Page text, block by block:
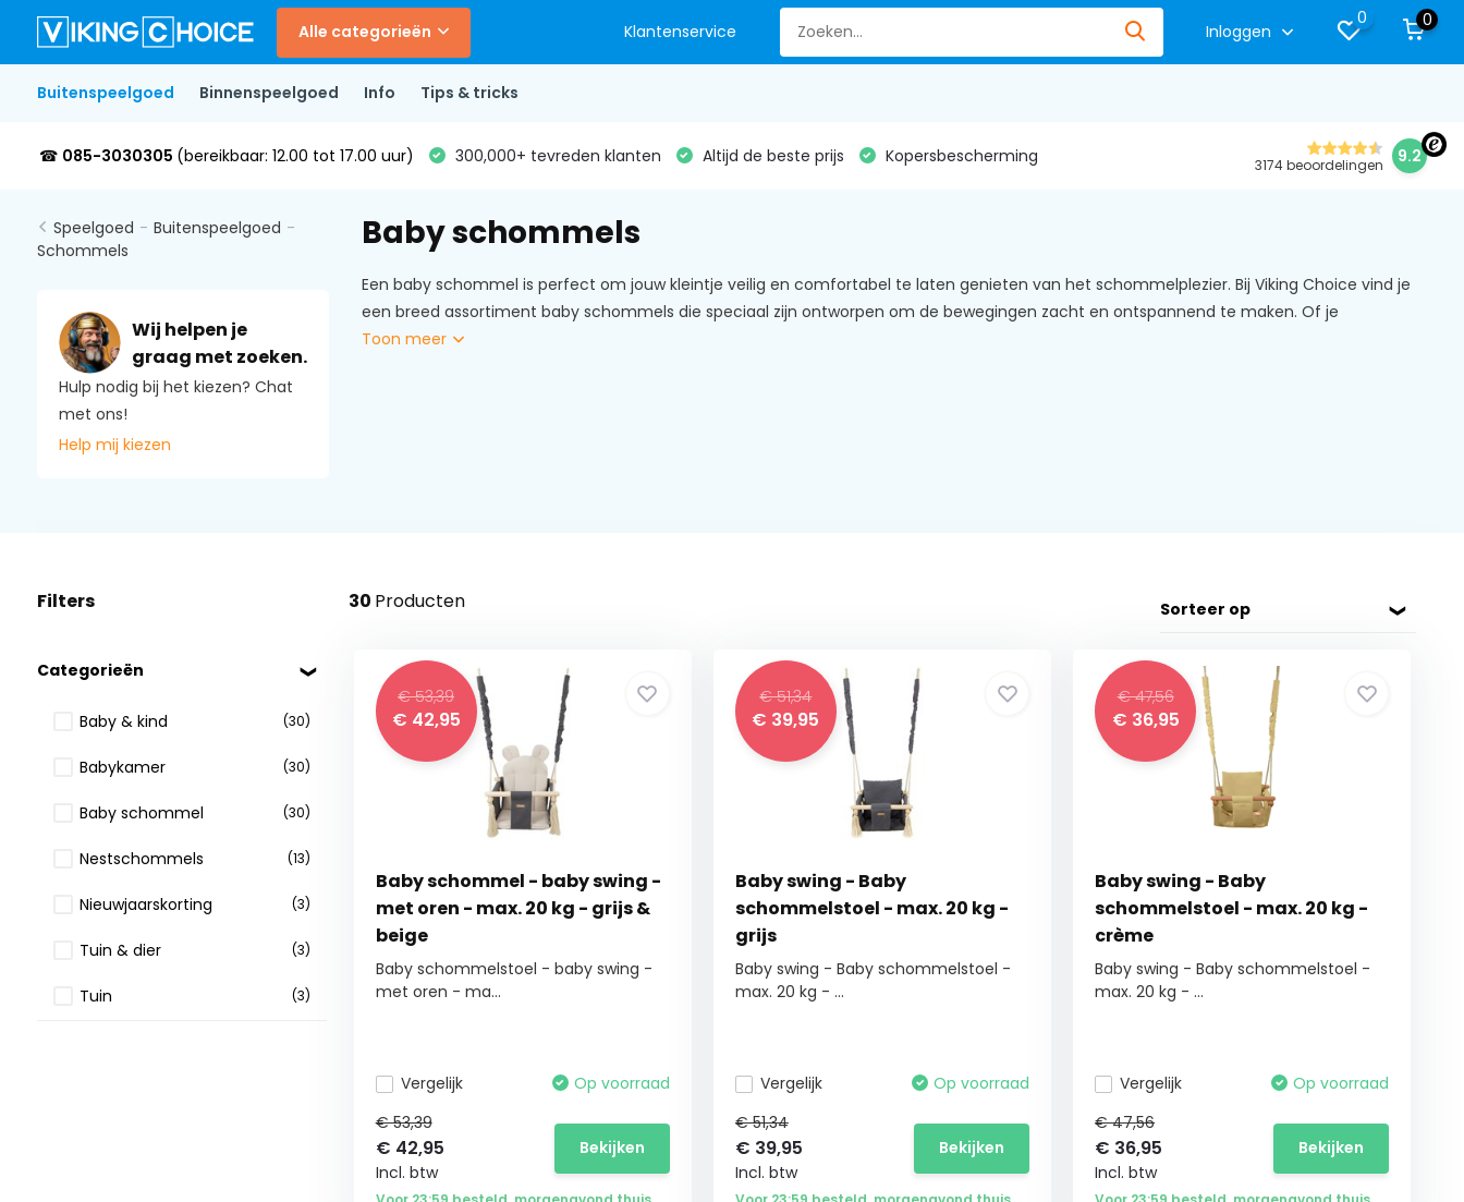
Alle categorieën Klantenservice Inloggen
0 0
Buitenspeelgoed Binnenspeelgoed Info Tips & tricks
☎ 085-3030305 (bereikbaar: 12.00 tot 17.00 uur) 300,000+ tevreden klanten Altijd de beste prijs Kopersbescherming 3174 beoordelingen 9.2
Speelgoed - Buitenspeelgoed -
Schommels
Wij helpen je
graag met zoeken.
Hulp nodig bij het kiezen? Chat
met ons!
Help mij kiezen
Baby schommels
Een baby schommel is perfect om jouw kleintje veilig en comfortabel te laten genieten van het schommelplezier. Bij Viking Choice vind je
een breed assortiment baby schommels die speciaal zijn ontworpen om de bewegingen zacht en ontspannend te maken. Of je
Toon meer
Filters
Categorieën
Baby & kind (30)
Babykamer (30)
Baby schommel (30)
Nestschommels (13)
Nieuwjaarskorting (3)
Tuin & dier (3)
Tuin (3)
30 Producten Sorteer op
€ 53,39
€ 42,95
Baby schommel - baby swing -
met oren - max. 20 kg - grijs &
beige
Baby schommelstoel - baby swing -
met oren - ma...
Vergelijk
Op voorraad
€ 53,39
€ 42,95
Incl. btw
Bekijken
€ 51,34
€ 39,95
Baby swing - Baby
schommelstoel - max. 20 kg -
grijs
Baby swing - Baby schommelstoel -
max. 20 kg - ...
Vergelijk
Op voorraad
€ 51,34
€ 39,95
Incl. btw
Bekijken
€ 47,56
€ 36,95
Baby swing - Baby
schommelstoel - max. 20 kg -
crème
Baby swing - Baby schommelstoel -
max. 20 kg - ...
Vergelijk
Op voorraad
€ 47,56
€ 36,95
Incl. btw
Bekijken